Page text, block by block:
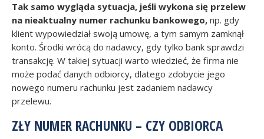
Tak samo wygląda sytuacja, jeśli wykona się przelew
na nieaktualny numer rachunku bankowego, np. gdy
klient wypowiedział swoją umowę, a tym samym zamknął
konto. Środki wrócą do nadawcy, gdy tylko bank sprawdzi
transakcję. W takiej sytuacji warto wiedzieć, że firma nie
może podać danych odbiorcy, dlatego zdobycie jego
nowego numeru rachunku jest zadaniem nadawcy
przelewu.
ZŁY NUMER RACHUNKU – CZY ODBIORCA